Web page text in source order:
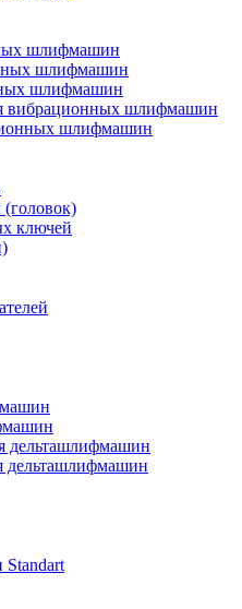
шлифмашин
шлифмашин
шлифмашин
вибрационных шлифмашин
шлифмашин
ключей
дельташлифмашин
дельташлифмашин
Standart